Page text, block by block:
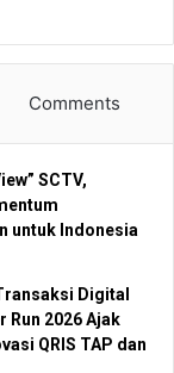
Comments
SCTV,
untuk Indonesia
Digital
Run 2026 Ajak
QRIS TAP dan